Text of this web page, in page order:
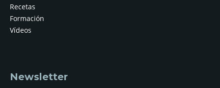
Recetas
Formación
Vídeos
Newsletter